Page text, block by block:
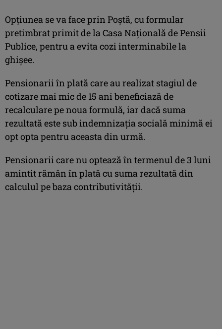
Opțiunea se va face prin Poștă, cu formular
pretimbrat primit de la Casa Națională de Pensii
Publice, pentru a evita cozi interminabile la
ghișee.
Pensionarii în plată care au realizat stagiul de
cotizare mai mic de 15 ani beneficiază de
recalculare pe noua formulă, iar dacă suma
rezultată este sub indemnizația socială minimă ei
opt opta pentru aceasta din urmă.
Pensionarii care nu optează în termenul de 3 luni
amintit rămân în plată cu suma rezultată din
calculul pe baza contributivității.